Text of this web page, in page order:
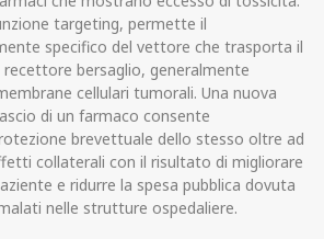
targeting, permette il
specifico del vettore che trasporta il
bersaglio, generalmente
cellulari tumorali. Una nuova
di un farmaco consente
brevettuale dello stesso oltre ad
collaterali con il risultato di migliorare
e ridurre la spesa pubblica dovuta
nelle strutture ospedaliere.